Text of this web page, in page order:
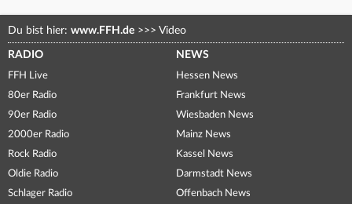
Du bist hier: www.FFH.de >>> Video
RADIO
FFH Live
80er Radio
90er Radio
2000er Radio
Rock Radio
Oldie Radio
Schlager Radio
NEWS
Hessen News
Frankfurt News
Wiesbaden News
Mainz News
Kassel News
Darmstadt News
Offenbach News